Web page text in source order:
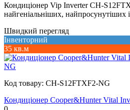
Кондиціонер Vip Inverter CH-
найгеніальніших, найпросунутіших
Швидкий перегляд
Інвенторний
35 кв.м
Код товару: CH-S12FTXF2-NG
Кондиціонер Cooper&Hunter Vital